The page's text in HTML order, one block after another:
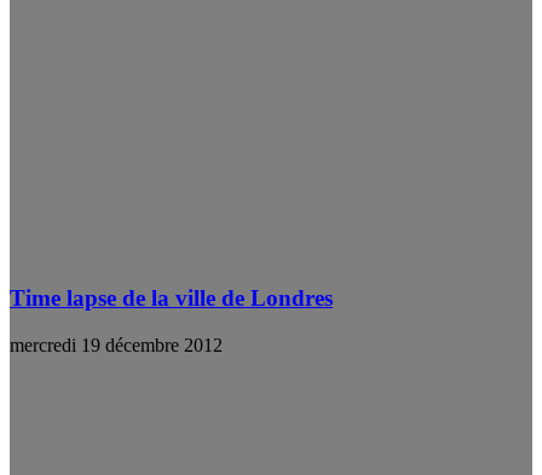
Time lapse de la ville de Londres
mercredi 19 décembre 2012